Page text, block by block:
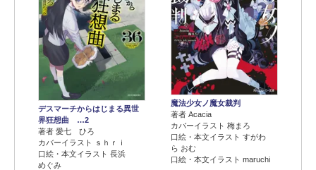
デスマーチからはじまる異世
界狂想曲 …2
著者 愛七 ひろ
カバーイラスト ｓｈｒｉ
口絵・本文イラスト 長浜
めぐみ
魔法少女ノ魔女裁判
著者 Acacia
カバーイラスト 梅まろ
口絵・本文イラスト すがわ
ら おむ
口絵・本文イラスト maruchi